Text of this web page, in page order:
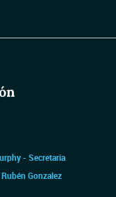
- Secretaria
Gonzalez